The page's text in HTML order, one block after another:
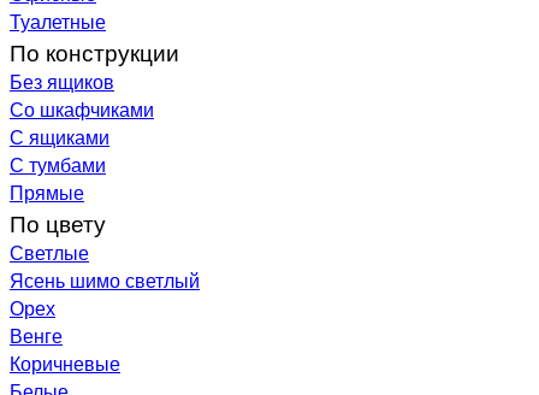
Туалетные
По конструкции
Без ящиков
Со шкафчиками
С ящиками
С тумбами
Прямые
По цвету
Светлые
Ясень шимо светлый
Орех
Венге
Коричневые